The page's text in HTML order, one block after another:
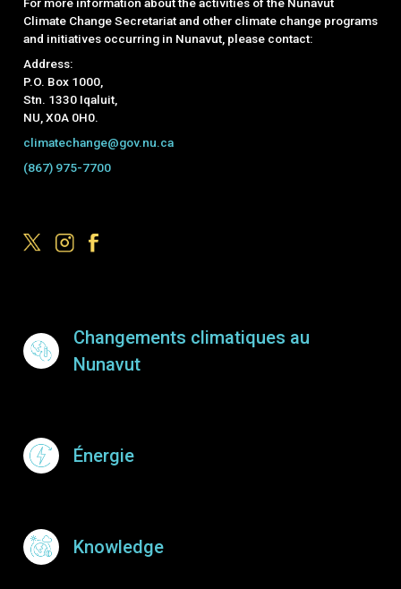
For more information about the activities of the Nunavut
Climate Change Secretariat and other climate change programs
and initiatives occurring in Nunavut, please contact:
Address:
P.O. Box 1000,
Stn. 1330 Iqaluit,
NU, X0A 0H0.
climatechange@gov.nu.ca
(867) 975-7700
Changements climatiques au
Nunavut
Énergie
Knowledge